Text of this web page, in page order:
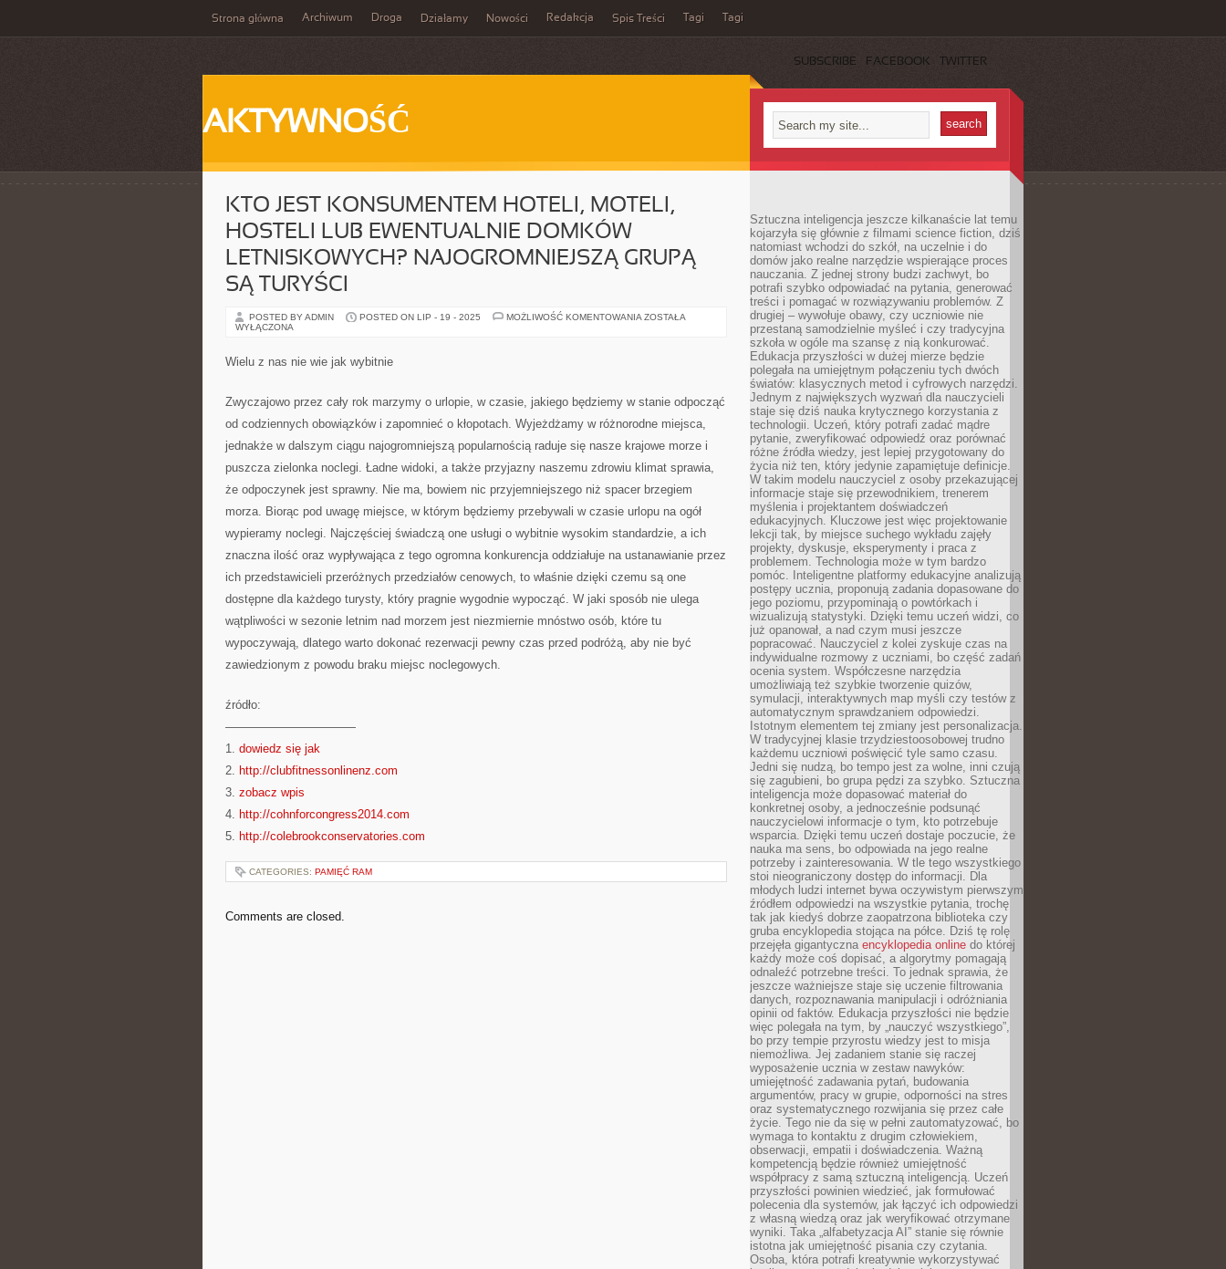
Strona główna Archiwum Droga Działamy Nowości Redakcja Spis Treści Tagi Tagi
SUBSCRIBE FACEBOOK TWITTER
AKTYWNOŚĆ
KTO JEST KONSUMENTEM HOTELI, MOTELI,
HOSTELI LUB EWENTUALNIE DOMKÓW
LETNISKOWYCH? NAJOGROMNIEJSZĄ GRUPĄ
SĄ TURYŚCI
POSTED BY ADMIN POSTED ON LIP - 19 - 2025 MOŻLIWOŚĆ KOMENTOWANIA KTO
DOMKÓW
LETNISKOWYCH?
GRUPĄ
TURYŚCI
ZOSTAŁA
WYŁĄCZONA
Wielu z nas nie wie jak wybitnie
Zwyczajowo przez cały rok marzymy o urlopie, w czasie, jakiego będziemy w stanie odpocząć
od codziennych obowiązków i zapomnieć o kłopotach. Wyjeżdżamy w różnorodne miejsca,
jednakże w dalszym ciągu najogromniejszą popularnością raduje się nasze krajowe morze i
puszcza zielonka noclegi. Ładne widoki, a także przyjazny naszemu zdrowiu klimat sprawia,
że odpoczynek jest sprawny. Nie ma, bowiem nic przyjemniejszego niż spacer brzegiem
morza. Biorąc pod uwagę miejsce, w którym będziemy przebywali w czasie urlopu na ogół
wypieramy noclegi. Najczęściej świadczą one usługi o wybitnie wysokim standardzie, a ich
znaczna ilość oraz wypływająca z tego ogromna konkurencja oddziałuje na ustanawianie przez
ich przedstawicieli przeróżnych przedziałów cenowych, to właśnie dzięki czemu są one
dostępne dla każdego turysty, który pragnie wygodnie wypocząć. W jaki sposób nie ulega
wątpliwości w sezonie letnim nad morzem jest niezmiernie mnóstwo osób, które tu
wypoczywają, dlatego warto dokonać rezerwacji pewny czas przed podróżą, aby nie być
zawiedzionym z powodu braku miejsc noclegowych.
źródło:
———————————
1. dowiedz się jak
2. http://clubfitnessonlinenz.com
3. zobacz wpis
4. http://cohnforcongress2014.com
5. http://colebrookconservatories.com
CATEGORIES: PAMIĘĆ RAM
Comments are closed.
Sztuczna inteligencja jeszcze kilkanaście lat temu
kojarzyła się głównie z filmami science fiction, dziś
natomiast wchodzi do szkół, na uczelnie i do
domów jako realne narzędzie wspierające proces
nauczania. Z jednej strony budzi zachwyt, bo
potrafi szybko odpowiadać na pytania, generować
treści i pomagać w rozwiązywaniu problemów. Z
drugiej – wywołuje obawy, czy uczniowie nie
przestaną samodzielnie myśleć i czy tradycyjna
szkoła w ogóle ma szansę z nią konkurować.
Edukacja przyszłości w dużej mierze będzie
polegała na umiejętnym połączeniu tych dwóch
światów: klasycznych metod i cyfrowych narzędzi.
Jednym z największych wyzwań dla nauczycieli
staje się dziś nauka krytycznego korzystania z
technologii. Uczeń, który potrafi zadać mądre
pytanie, zweryfikować odpowiedź oraz porównać
różne źródła wiedzy, jest lepiej przygotowany do
życia niż ten, który jedynie zapamiętuje definicje.
W takim modelu nauczyciel z osoby przekazującej
informacje staje się przewodnikiem, trenerem
myślenia i projektantem doświadczeń
edukacyjnych. Kluczowe jest więc projektowanie
lekcji tak, by miejsce suchego wykładu zajęły
projekty, dyskusje, eksperymenty i praca z
problemem. Technologia może w tym bardzo
pomóc. Inteligentne platformy edukacyjne analizują
postępy ucznia, proponują zadania dopasowane do
jego poziomu, przypominają o powtórkach i
wizualizują statystyki. Dzięki temu uczeń widzi, co
już opanował, a nad czym musi jeszcze
popracować. Nauczyciel z kolei zyskuje czas na
indywidualne rozmowy z uczniami, bo część zadań
ocenia system. Współczesne narzędzia
umożliwiają też szybkie tworzenie quizów,
symulacji, interaktywnych map myśli czy testów z
automatycznym sprawdzaniem odpowiedzi.
Istotnym elementem tej zmiany jest personalizacja.
W tradycyjnej klasie trzydziestoosobowej trudno
każdemu uczniowi poświęcić tyle samo czasu.
Jedni się nudzą, bo tempo jest za wolne, inni czują
się zagubieni, bo grupa pędzi za szybko. Sztuczna
inteligencja może dopasować materiał do
konkretnej osoby, a jednocześnie podsunąć
nauczycielowi informacje o tym, kto potrzebuje
wsparcia. Dzięki temu uczeń dostaje poczucie, że
nauka ma sens, bo odpowiada na jego realne
potrzeby i zainteresowania. W tle tego wszystkiego
stoi nieograniczony dostęp do informacji. Dla
młodych ludzi internet bywa oczywistym pierwszym
źródłem odpowiedzi na wszystkie pytania, trochę
tak jak kiedyś dobrze zaopatrzona biblioteka czy
gruba encyklopedia stojąca na półce. Dziś tę rolę
przejęła gigantyczna encyklopedia online do której
każdy może coś dopisać, a algorytmy pomagają
odnaleźć potrzebne treści. To jednak sprawia, że
jeszcze ważniejsze staje się uczenie filtrowania
danych, rozpoznawania manipulacji i odróżniania
opinii od faktów. Edukacja przyszłości nie będzie
więc polegała na tym, by „nauczyć wszystkiego”,
bo przy tempie przyrostu wiedzy jest to misja
niemożliwa. Jej zadaniem stanie się raczej
wyposażenie ucznia w zestaw nawyków:
umiejętność zadawania pytań, budowania
argumentów, pracy w grupie, odporności na stres
oraz systematycznego rozwijania się przez całe
życie. Tego nie da się w pełni zautomatyzować, bo
wymaga to kontaktu z drugim człowiekiem,
obserwacji, empatii i doświadczenia. Ważną
kompetencją będzie również umiejętność
współpracy z samą sztuczną inteligencją. Uczeń
przyszłości powinien wiedzieć, jak formułować
polecenia dla systemów, jak łączyć ich odpowiedzi
z własną wiedzą oraz jak weryfikować otrzymane
wyniki. Taka „alfabetyzacja AI” stanie się równie
istotna jak umiejętność pisania czy czytania.
Osoba, która potrafi kreatywnie wykorzystywać